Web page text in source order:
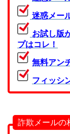
迷惑メー
お試し版
プはコレ！
無料アン
フィッシ
詐欺メール